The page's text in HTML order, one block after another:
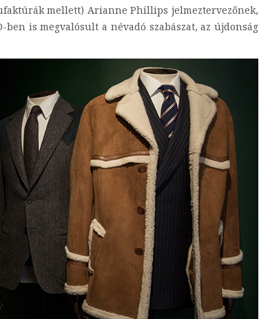
mellett) Arianne Phillips jelmeztervezőnek,
is megvalósult a névadó szabászat, az újdonság